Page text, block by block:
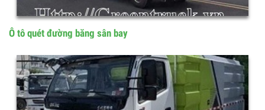
Xe rác hút bụi đường 6 khối ISUZU FVR34LE4